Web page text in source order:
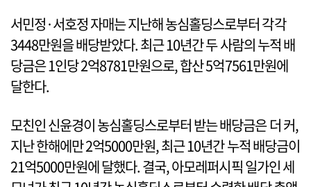
서민정·서호정 자매는 지난해 농심홀딩스로부터 각각
3448만원을 배당받았다. 최근 10년간 두 사람의 누적 배
당금은 1인당 2억8781만원으로, 합산 5억7561만원에
달한다.
모친인 신윤경이 농심홀딩스로부터 받는 배당금은 더 커,
지난 한해에만 2억5000만원, 최근 10년간 누적 배당금이
21억5000만원에 달했다. 결국, 아모레퍼시픽 일가인 세